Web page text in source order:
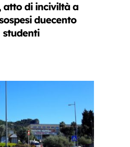
atto di inciviltà a
duecento
studenti